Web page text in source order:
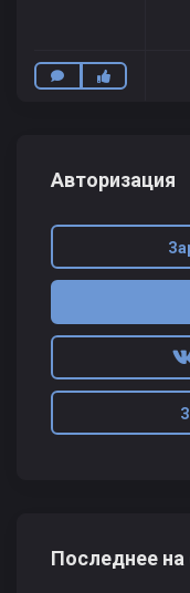
Авторизация
Последнее